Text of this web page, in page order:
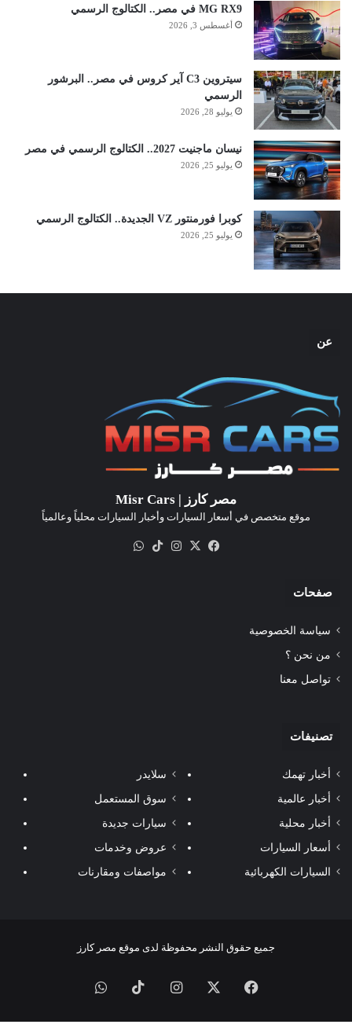
MG RX9 في مصر.. الكتالوج الرسمي
أغسطس 3, 2026
سيتروين C3 آير كروس في مصر.. البرشور
الرسمي
يوليو 28, 2026
نيسان ماجنيت 2027.. الكتالوج الرسمي في مصر
يوليو 25, 2026
كوبرا فورمنتور VZ الجديدة.. الكتالوج الرسمي
يوليو 25, 2026
عن
مصر كارز | Misr Cars
موقع متخصص في أسعار السيارات وأخبار السيارات محلياً وعالمياً
فيسبوك
‫X انستقرام‫TikTok
صفحات
سياسة الخصوصية
من نحن ؟
تواصل معنا
تصنيفات
أخبار تهمك
أخبار عالمية
أخبار محلية
أسعار السيارات
السيارات الكهربائية
سلايدر
سوق المستعمل
سيارات جديدة
عروض وخدمات
مواصفات ومقارنات
جميع حقوق النشر محفوظة لدى موقع مصر كارز
فيسبوك انستقرام‫TikTokواتساب